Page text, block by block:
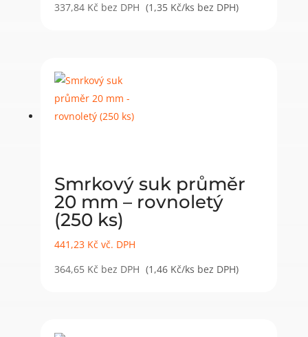
337,84 Kč bez DPH (1,35 Kč/ks bez DPH)
Smrkový suk průměr
20 mm – rovnoletý
(250 ks)
441,23 Kč vč. DPH
364,65 Kč bez DPH (1,46 Kč/ks bez DPH)